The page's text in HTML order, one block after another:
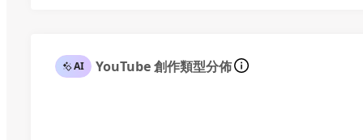
AI YouTube 創作類型分佈